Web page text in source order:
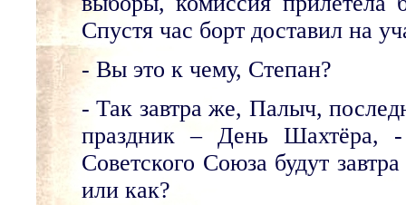
Спустя час борт доставил на
- Вы это к чему, Степан?
- Так завтра же, Палыч,
праздник – День Шахтёра,
Советского Союза будут
или как?